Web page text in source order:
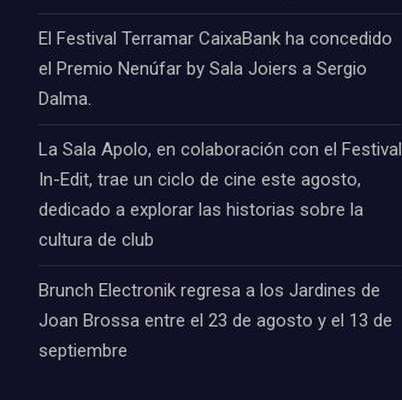
El Festival Terramar CaixaBank ha concedido
el Premio Nenúfar by Sala Joiers a Sergio
Dalma.
La Sala Apolo, en colaboración con el Festival
In-Edit, trae un ciclo de cine este agosto,
dedicado a explorar las historias sobre la
cultura de club
Brunch Electronik regresa a los Jardines de
Joan Brossa entre el 23 de agosto y el 13 de
septiembre